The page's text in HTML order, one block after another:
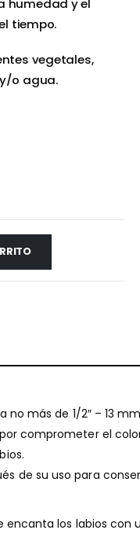
humedad y el
tiempo.
vegetales,
o agua.
no más de 1/2″ – 13
comprometer el
de su uso para
encanta los labios